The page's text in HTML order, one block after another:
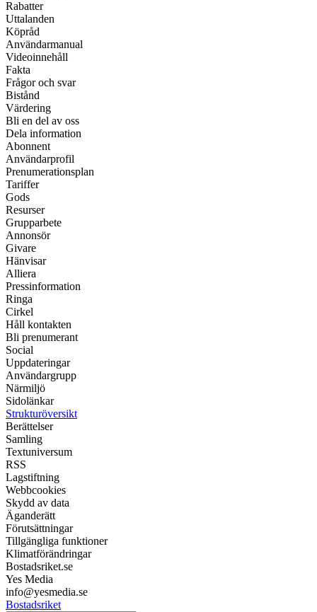
Rabatter
Uttalanden
Köpråd
Användarmanual
Videoinnehåll
Fakta
Frågor och svar
Bistånd
Värdering
Bli en del av oss
Dela information
Abonnent
Användarprofil
Prenumerationsplan
Tariffer
Gods
Resurser
Grupparbete
Annonsör
Givare
Hänvisar
Alliera
Pressinformation
Ringa
Cirkel
Håll kontakten
Bli prenumerant
Social
Uppdateringar
Användargrupp
Närmiljö
Sidolänkar
Strukturöversikt
Berättelser
Samling
Textuniversum
RSS
Lagstiftning
Webbcookies
Skydd av data
Äganderätt
Förutsättningar
Tillgängliga funktioner
Klimatförändringar
Bostadsriket.se
Yes Media
info@yesmedia.se
Bostadsriket